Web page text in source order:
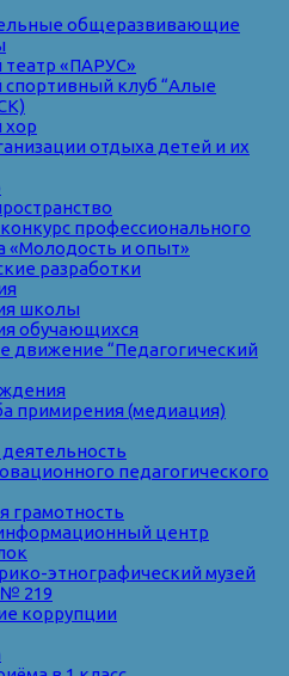
общеразвивающие
«ПАРУС»
клуб “Алые
отдыха детей и их
профессионального
«Молодость и опыт»
разработки
школы
обучающихся
движение “Педагогический
примирения (медиация)
педагогического
грамотность
центр
этнографический музей
219
коррупции